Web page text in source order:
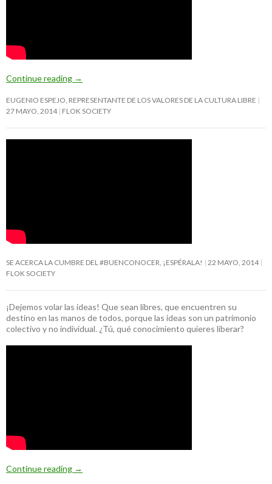
Continue reading →
EUGENIO ESPEJO, REPRESENTANTE DE LOS VALORES DE LA CULTURA LIBRE
27 MAYO, 2014 FLOK SOCIETY
SE ACERCA LA CUMBRE DEL #BUENCONOCER, ¡ESPÉRALA!
22 MAYO, 2014
FLOK SOCIETY
¡Dejemos volar las ideas! Que sean libres, que encuentren su
destino en las manos de todos, porque las ideas son un patrimonio
colectivo y no individual. ¿Tú, qué conocimiento quieres liberar?
Continue reading →